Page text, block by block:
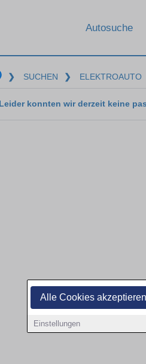
Alle Cookies akzeptieren
Einstellungen
Autosuche
❯ SUCHEN ❯ ELEKTROAUTO
Leider konnten wir derzeit keine